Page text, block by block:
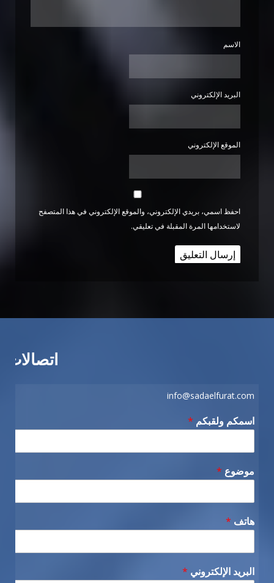
الاسم
البريد الإلكتروني
الموقع الإلكتروني
احفظ اسمي، بريدي الإلكتروني، والموقع الإلكتروني في هذا المتصفح
لاستخدامها المرة المقبلة في تعليقي.
اتصالات
info@sadaelfurat.com
اسمكم ولقبكم *
موضوع *
هاتف *
البريد الإلكتروني *